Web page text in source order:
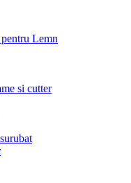
Lemn
si cutter